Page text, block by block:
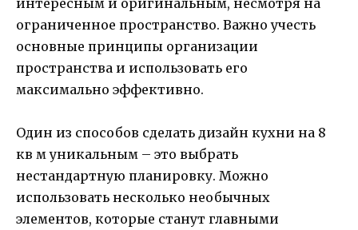
интересным и оригинальным, несмотря на
ограниченное пространство. Важно учесть
основные принципы организации
пространства и использовать его
максимально эффективно.
Один из способов сделать дизайн кухни на 8
кв м уникальным – это выбрать
нестандартную планировку. Можно
использовать несколько необычных
элементов, которые станут главными